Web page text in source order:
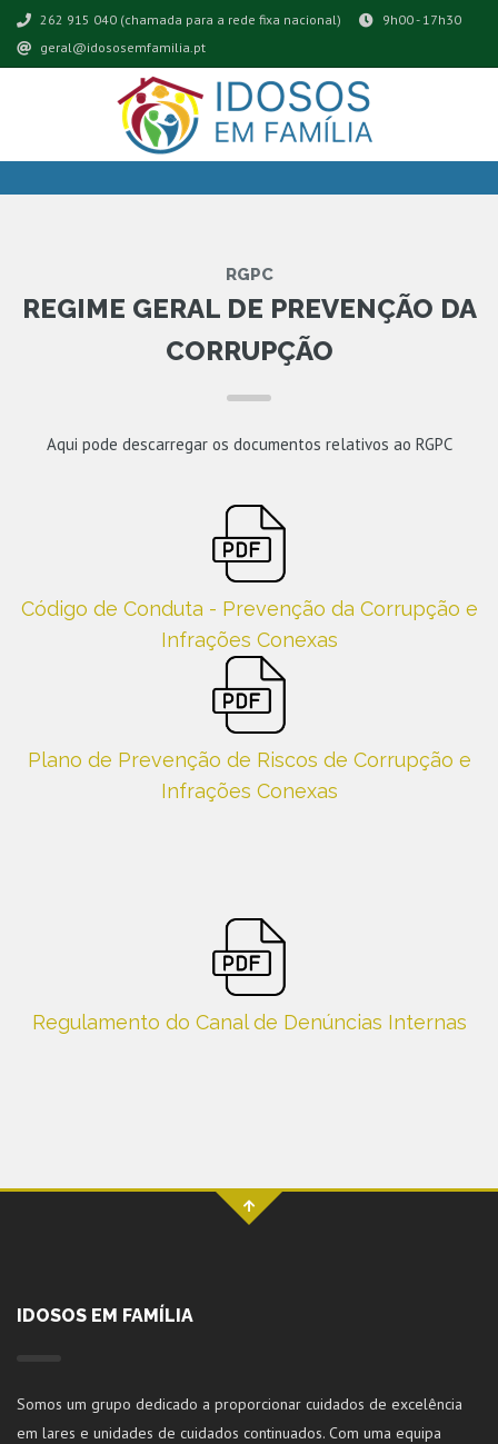
262 915 040 (chamada para a rede fixa nacional)
9h00 - 17h30
geral@idososemfamilia.pt
RGPC
REGIME GERAL DE PREVENÇÃO DA
CORRUPÇÃO
Aqui pode descarregar os documentos relativos ao RGPC
Código de Conduta - Prevenção da Corrupção e
Infrações Conexas
Plano de Prevenção de Riscos de Corrupção e
Infrações Conexas
Regulamento do Canal de Denúncias Internas
IDOSOS EM FAMÍLIA
Somos um grupo dedicado a proporcionar cuidados de excelência
em lares e unidades de cuidados continuados. Com uma equipa